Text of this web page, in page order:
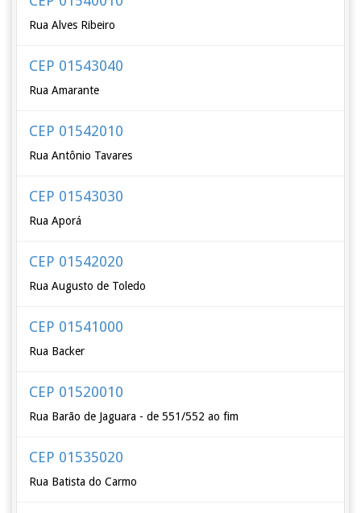
Rua Alves Ribeiro
CEP 01543040
Rua Amarante
CEP 01542010
Rua Antônio Tavares
CEP 01543030
Rua Aporá
CEP 01542020
Rua Augusto de Toledo
CEP 01541000
Rua Backer
CEP 01520010
Rua Barão de Jaguara - de 551/552 ao fim
CEP 01535020
Rua Batista do Carmo